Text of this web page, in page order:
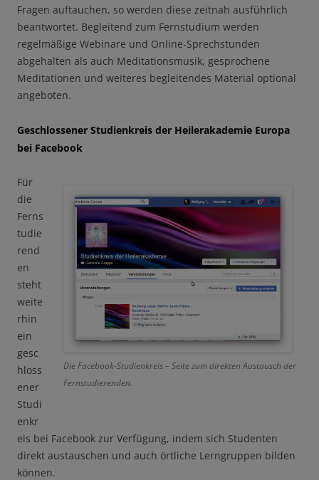
Fragen auftauchen, so werden diese zeitnah ausführlich
beantwortet. Begleitend zum Fernstudium werden
regelmäßige Webinare und Online-Sprechstunden
abgehalten als auch Meditationsmusik, gesprochene
Meditationen und weiteres begleitendes Material optional
angeboten.
Geschlossener Studienkreis der Heilerakademie Europa
bei Facebook
Die Facebook-Studienkreis – Seite zum direkten Austausch der
Fernstudierenden.
Für
die
Ferns
tudie
rend
en
steht
weite
rhin
ein
gesc
hloss
ener
Studi
enkr
eis bei Facebook zur Verfügung, indem sich Studenten
direkt austauschen und auch örtliche Lerngruppen bilden
können.